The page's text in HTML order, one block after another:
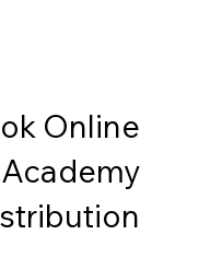
Online
Academy